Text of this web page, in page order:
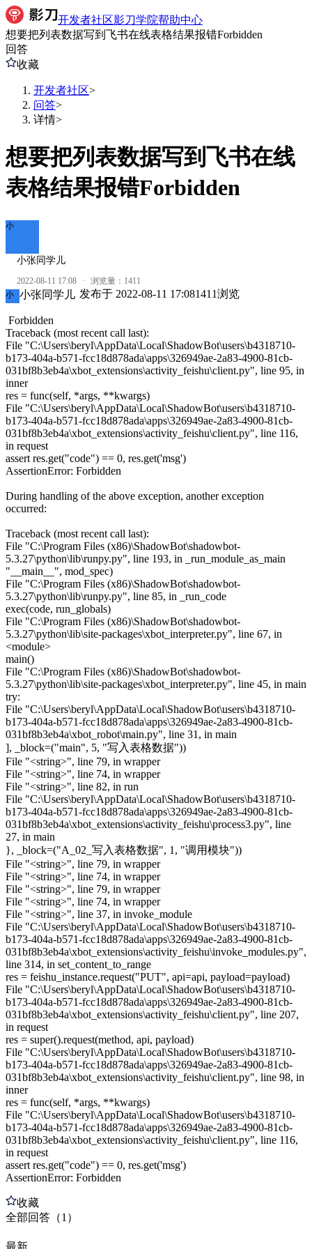
开发者社区影刀学院帮助中心
想要把列表数据写到飞书在线表格结果报错Forbidden
回答
收藏
开发者社区>
问答>
详情>
想要把列表数据写到飞书在线
表格结果报错Forbidden
小
小张同学儿
2022-08-11 17:08 · 浏览量： 1411
小 小张同学儿 发布于 2022-08-11 17:081411浏览
Forbidden
Traceback (most recent call last):
File "C:\Users\beryl\AppData\Local\ShadowBot\users\b4318710-
b173-404a-b571-fcc18d878ada\apps\326949ae-2a83-4900-81cb-
031bf8b3eb4a\xbot_extensions\activity_feishu\client.py", line 95, in
inner
res = func(self, *args, **kwargs)
File "C:\Users\beryl\AppData\Local\ShadowBot\users\b4318710-
b173-404a-b571-fcc18d878ada\apps\326949ae-2a83-4900-81cb-
031bf8b3eb4a\xbot_extensions\activity_feishu\client.py", line 116,
in request
assert res.get("code") == 0, res.get('msg')
AssertionError: Forbidden
During handling of the above exception, another exception
occurred:
Traceback (most recent call last):
File "C:\Program Files (x86)\ShadowBot\shadowbot-
5.3.27\python\lib\runpy.py", line 193, in _run_module_as_main
"__main__", mod_spec)
File "C:\Program Files (x86)\ShadowBot\shadowbot-
5.3.27\python\lib\runpy.py", line 85, in _run_code
exec(code, run_globals)
File "C:\Program Files (x86)\ShadowBot\shadowbot-
5.3.27\python\lib\site-packages\xbot_interpreter.py", line 67, in
<module>
main()
File "C:\Program Files (x86)\ShadowBot\shadowbot-
5.3.27\python\lib\site-packages\xbot_interpreter.py", line 45, in main
try:
File "C:\Users\beryl\AppData\Local\ShadowBot\users\b4318710-
b173-404a-b571-fcc18d878ada\apps\326949ae-2a83-4900-81cb-
031bf8b3eb4a\xbot_robot\main.py", line 31, in main
], _block=("main", 5, "写入表格数据"))
File "<string>", line 79, in wrapper
File "<string>", line 74, in wrapper
File "<string>", line 82, in run
File "C:\Users\beryl\AppData\Local\ShadowBot\users\b4318710-
b173-404a-b571-fcc18d878ada\apps\326949ae-2a83-4900-81cb-
031bf8b3eb4a\xbot_extensions\activity_feishu\process3.py", line
27, in main
}, _block=("A_02_写入表格数据", 1, "调用模块"))
File "<string>", line 79, in wrapper
File "<string>", line 74, in wrapper
File "<string>", line 79, in wrapper
File "<string>", line 74, in wrapper
File "<string>", line 37, in invoke_module
File "C:\Users\beryl\AppData\Local\ShadowBot\users\b4318710-
b173-404a-b571-fcc18d878ada\apps\326949ae-2a83-4900-81cb-
031bf8b3eb4a\xbot_extensions\activity_feishu\invoke_modules.py",
line 314, in set_content_to_range
res = feishu_instance.request("PUT", api=api, payload=payload)
File "C:\Users\beryl\AppData\Local\ShadowBot\users\b4318710-
b173-404a-b571-fcc18d878ada\apps\326949ae-2a83-4900-81cb-
031bf8b3eb4a\xbot_extensions\activity_feishu\client.py", line 207,
in request
res = super().request(method, api, payload)
File "C:\Users\beryl\AppData\Local\ShadowBot\users\b4318710-
b173-404a-b571-fcc18d878ada\apps\326949ae-2a83-4900-81cb-
031bf8b3eb4a\xbot_extensions\activity_feishu\client.py", line 98, in
inner
res = func(self, *args, **kwargs)
File "C:\Users\beryl\AppData\Local\ShadowBot\users\b4318710-
b173-404a-b571-fcc18d878ada\apps\326949ae-2a83-4900-81cb-
031bf8b3eb4a\xbot_extensions\activity_feishu\client.py", line 116,
in request
assert res.get("code") == 0, res.get('msg')
AssertionError: Forbidden
收藏
全部回答 （1 ）
最新